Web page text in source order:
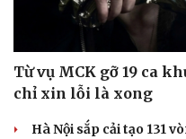
Từ vụ MCK gỡ 19 ca
chỉ xin lỗi là xong
Hà Nội sắp cải tạo 131